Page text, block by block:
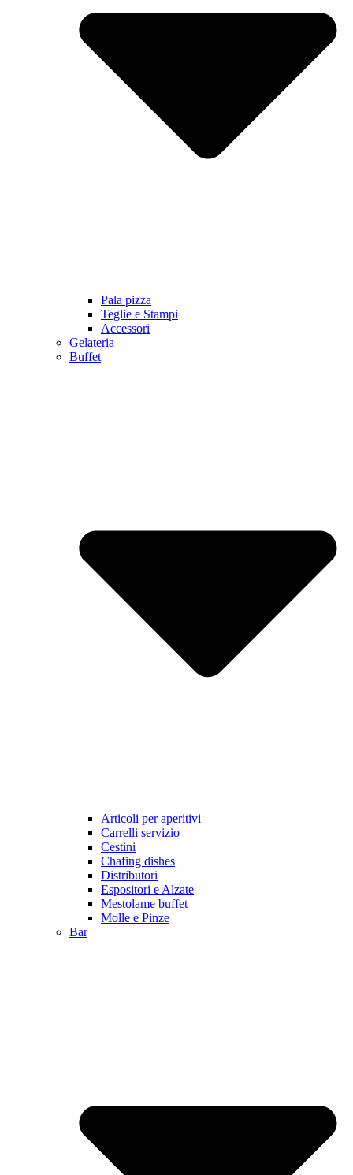
Pala pizza
Teglie e Stampi
Accessori
Gelateria
Buffet
Articoli per aperitivi
Carrelli servizio
Cestini
Chafing dishes
Distributori
Espositori e Alzate
Mestolame buffet
Molle e Pinze
Bar